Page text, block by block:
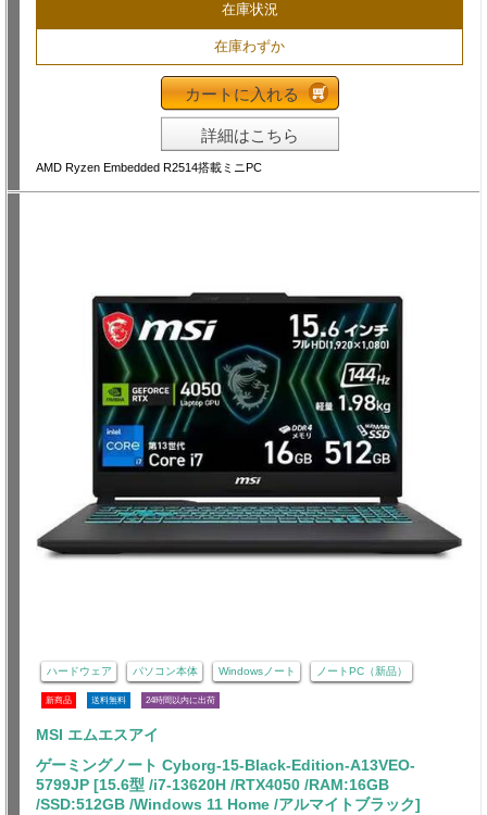
在庫状況
在庫わずか
カートに入れる
詳細はこちら
AMD Ryzen Embedded R2514搭載ミニPC
ハードウェア パソコン本体 Windowsノート ノートPC（新品）
新商品 送料無料 24時間以内に出荷
MSI エムエスアイ
ゲーミングノート Cyborg-15-Black-Edition-A13VEO-
5799JP [15.6型 /i7-13620H /RTX4050 /RAM:16GB
/SSD:512GB /Windows 11 Home /アルマイトブラック]